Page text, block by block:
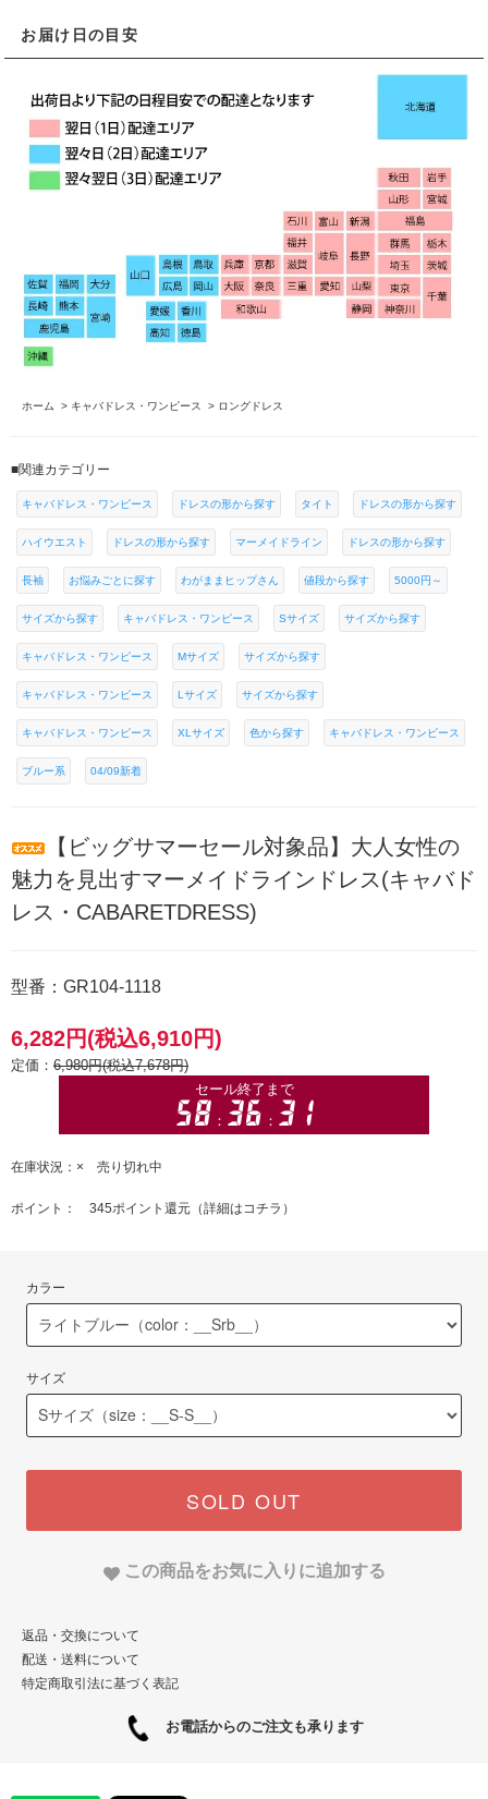
お届け日の目安
ホーム > キャバドレス・ワンピース > ロングドレス
■関連カテゴリー
キャバドレス・ワンピース ドレスの形から探す タイト ドレスの形から探す
ハイウエスト ドレスの形から探す マーメイドライン ドレスの形から探す
長袖 お悩みごとに探す わがままヒップさん 値段から探す 5000円～
サイズから探す キャバドレス・ワンピース Sサイズ サイズから探す
キャバドレス・ワンピース Mサイズ サイズから探す
キャバドレス・ワンピース Lサイズ サイズから探す
キャバドレス・ワンピース XLサイズ 色から探す キャバドレス・ワンピース
ブルー系 04/09新着
【ビッグサマーセール対象品】大人女性の
魅力を見出すマーメイドラインドレス(キャバド
レス・CABARETDRESS)
型番：GR104-1118
6,282円(税込6,910円)
定価： 6,980円(税込7,678円)
在庫状況：× 売り切れ中
ポイント： 345ポイント還元（詳細はコチラ ）
カラー
サイズ
SOLD OUT
この商品をお気に入りに追加する
返品・交換について
配送・送料について
特定商取引法に基づく表記
お電話からのご注文も承ります